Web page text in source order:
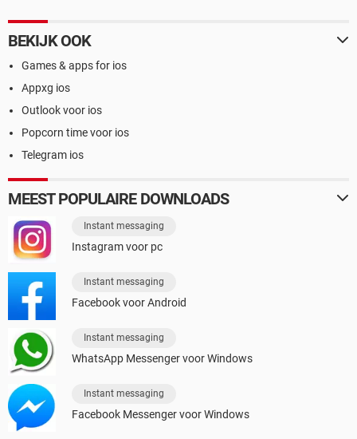
BEKIJK OOK
Games & apps for ios
Appxg ios
Outlook voor ios
Popcorn time voor ios
Telegram ios
MEEST POPULAIRE DOWNLOADS
Instant messaging
Instagram voor pc
Instant messaging
Facebook voor Android
Instant messaging
WhatsApp Messenger voor Windows
Instant messaging
Facebook Messenger voor Windows